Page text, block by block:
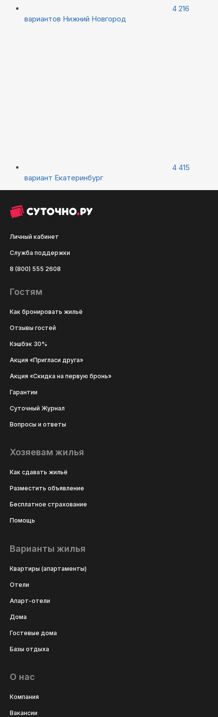
4 216
вариантов Нижний Новгород
4 415
вариант Екатеринбург
Личный кабинет
Служба поддержки
8 (800) 555 2608
Гостям
Как бронировать жильё
Отзывы гостей
Кэшбэк 30%
Акция «Пригласи друга»
Акция «Скидка на первую бронь»
Гарантии
Суточный Журнал
Вопросы и ответы
Хозяевам жилья
Как сдавать жильё
Разместить объявление
Бесплатное страхование
Помощь
Варианты жилья
Квартиры (апартаменты)
Отели
Апарт-отели
Дома
Гостевые дома
Базы отдыха
О нас
Компания
Вакансии